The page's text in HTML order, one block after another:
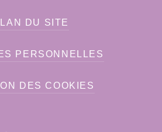
DU SITE
PERSONNELLES
DES COOKIES